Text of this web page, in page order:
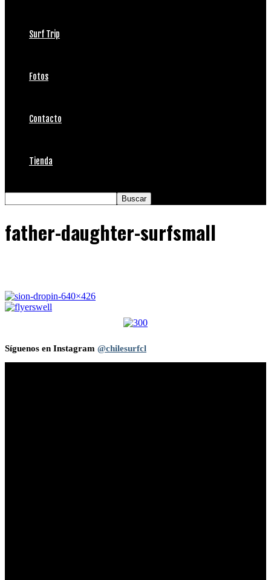
Surf Trip
Fotos
Contacto
Tienda
father-daughter-surfsmall
Síguenos en Instagram @chilesurfcl